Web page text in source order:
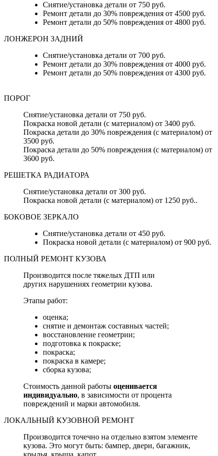
Снятие/установка детали от 750 руб.
Ремонт детали до 30% повреждения от 4500 руб.
Ремонт детали до 50% повреждения от 4800 руб.
ЛОНЖЕРОН ЗАДНИЙ
Снятие/установка детали от 700 руб.
Ремонт детали до 30% повреждения от 4000 руб.
Ремонт детали до 50% повреждения от 4300 руб.
ПОРОГ
Снятие/установка детали от 750 руб.
Покраска новой детали (с материалом) от 3400 руб.
Покраска детали до 30% повреждения (с материалом) от
3500 руб.
Покраска детали до 50% повреждения (с материалом) от
3600 руб.
РЕШЕТКА РАДИАТОРА
Снятие/установка детали от 300 руб.
Покраска новой детали (с материалом) от 1250 руб..
БОКОВОЕ ЗЕРКАЛО
Снятие/установка детали от 450 руб.
Покраска новой детали (с материалом) от 900 руб.
ПОЛНЫЙ РЕМОНТ КУЗОВА
Производится после тяжелых ДТП или
других нарушениях геометрии кузова.
Этапы работ:
оценка;
снятие и демонтаж составных частей;
восстановление геометрии;
подготовка к покраске;
покраска;
покраска в камере;
сборка кузова;
Стоимость данной работы оценивается
индивидуально, в зависимости от процента
повреждений и марки автомобиля.
ЛОКАЛЬНЫЙ КУЗОВНОЙ РЕМОНТ
Производится точечно на отдельно взятом элементе
кузова. Это могут быть: бампер, двери, багажник,